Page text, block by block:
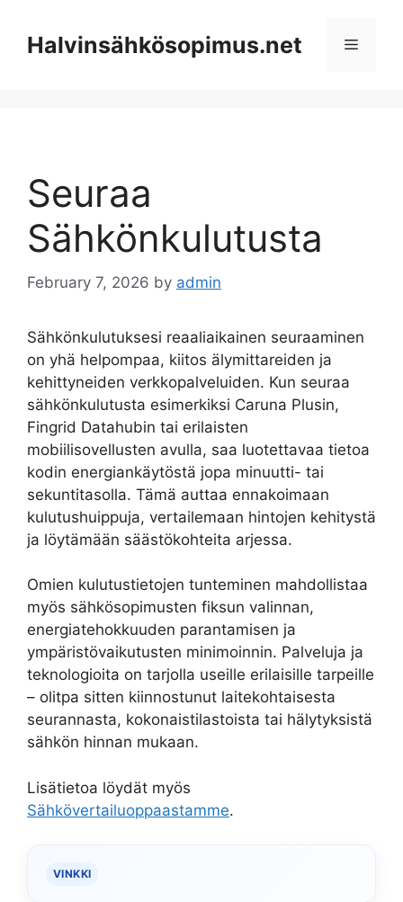
contentHalvinsähkösopimus.net Menu
Seuraa
Sähkönkulutusta
February 7, 2026 by admin
Sähkönkulutuksesi reaaliaikainen seuraaminen
on yhä helpompaa, kiitos älymittareiden ja
kehittyneiden verkkopalveluiden. Kun seuraa
sähkönkulutusta esimerkiksi Caruna Plusin,
Fingrid Datahubin tai erilaisten
mobiilisovellusten avulla, saa luotettavaa tietoa
kodin energiankäytöstä jopa minuutti- tai
sekuntitasolla. Tämä auttaa ennakoimaan
kulutushuippuja, vertailemaan hintojen kehitystä
ja löytämään säästökohteita arjessa.
Omien kulutustietojen tunteminen mahdollistaa
myös sähkösopimusten fiksun valinnan,
energiatehokkuuden parantamisen ja
ympäristövaikutusten minimoinnin. Palveluja ja
teknologioita on tarjolla useille erilaisille tarpeille
– olitpa sitten kiinnostunut laitekohtaisesta
seurannasta, kokonaistilastoista tai hälytyksistä
sähkön hinnan mukaan.
Lisätietoa löydät myös
Sähkövertailuoppaastamme.
VINKKI